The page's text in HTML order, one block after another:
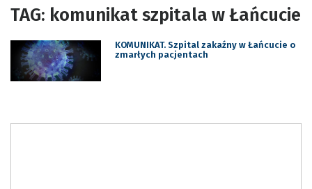
TAG: komunikat szpitala w Łańcucie
KOMUNIKAT. Szpital zakaźny w Łańcucie o
zmarłych pacjentach